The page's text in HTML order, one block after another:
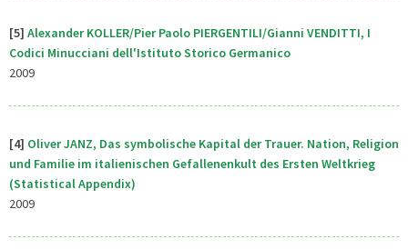
[5] Alexander KOLLER/Pier Paolo PIERGENTILI/Gianni VENDITTI, I
Codici Minucciani dell'Istituto Storico Germanico
2009
[4] Oliver JANZ, Das symbolische Kapital der Trauer. Nation, Religion
und Familie im italienischen Gefallenenkult des Ersten Weltkrieg
(Statistical Appendix)
2009